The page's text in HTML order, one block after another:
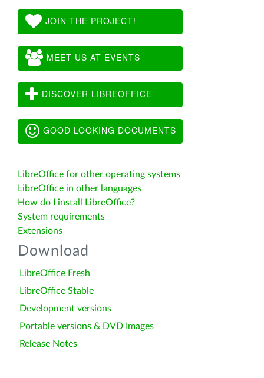
JOIN THE PROJECT!
MEET US AT EVENTS
DISCOVER LIBREOFFICE
GOOD LOOKING DOCUMENTS
LibreOffice for other operating systems
LibreOffice in other languages
How do I install LibreOffice?
System requirements
Extensions
Download
LibreOffice Fresh
LibreOffice Stable
Development versions
Portable versions & DVD Images
Release Notes